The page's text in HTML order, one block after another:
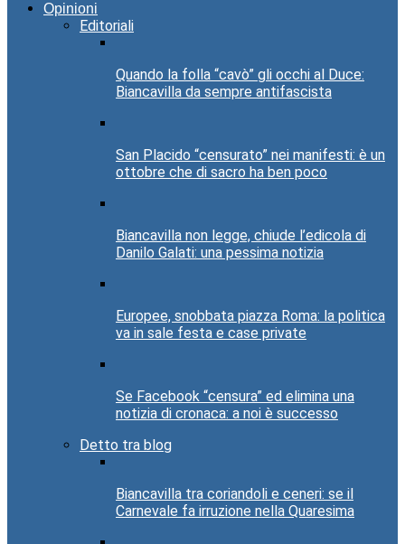
Opinioni
Editoriali
Quando la folla “cavò” gli occhi al Duce:
Biancavilla da sempre antifascista
San Placido “censurato” nei manifesti: è un
ottobre che di sacro ha ben poco
Biancavilla non legge, chiude l’edicola di
Danilo Galati: una pessima notizia
Europee, snobbata piazza Roma: la politica
va in sale festa e case private
Se Facebook “censura” ed elimina una
notizia di cronaca: a noi è successo
Detto tra blog
Biancavilla tra coriandoli e ceneri: se il
Carnevale fa irruzione nella Quaresima